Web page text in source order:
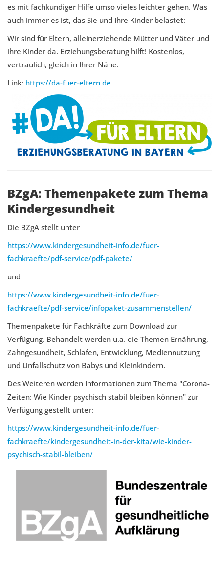
es mit fachkundiger Hilfe umso vieles leichter gehen. Was
auch immer es ist, das Sie und Ihre Kinder belastet:
Wir sind für Eltern, alleinerziehende Mütter und Väter und
ihre Kinder da. Erziehungsberatung hilft! Kostenlos,
vertraulich, gleich in Ihrer Nähe.
Link: https://da-fuer-eltern.de
BZgA: Themenpakete zum Thema
Kindergesundheit
Die BZgA stellt unter
https://www.kindergesundheit-info.de/fuer-
fachkraefte/pdf-service/pdf-pakete/
und
https://www.kindergesundheit-info.de/fuer-
fachkraefte/pdf-service/infopaket-zusammenstellen/
Themenpakete für Fachkräfte zum Download zur
Verfügung. Behandelt werden u.a. die Themen Ernährung,
Zahngesundheit, Schlafen, Entwicklung, Mediennutzung
und Unfallschutz von Babys und Kleinkindern.
Des Weiteren werden Informationen zum Thema "Corona-
Zeiten: Wie Kinder psychisch stabil bleiben können" zur
Verfügung gestellt unter:
https://www.kindergesundheit-info.de/fuer-
fachkraefte/kindergesundheit-in-der-kita/wie-kinder-
psychisch-stabil-bleiben/